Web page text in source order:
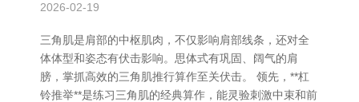
2026-02-19
三角肌是肩部的中枢肌肉，不仅影响肩部线条，还对全
体体型和姿态有伏击影响。思体式有巩固、阔气的肩
膀，掌抓高效的三角肌推行算作至关伏击。 领先，**杠
铃推举**是练习三角肌的经典算作，能灵验刺激中束和前